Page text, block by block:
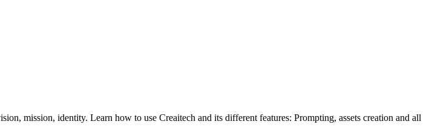
mission, identity. Learn how to use Creaitech and its different features: Prompting, assets creation and all